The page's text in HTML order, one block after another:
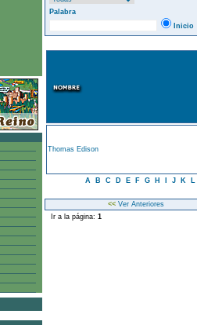
Palabra
Inicio
Thomas Edison
A B C D E F G H J K L
<<Ver Anteriores
Ir a la página: 1